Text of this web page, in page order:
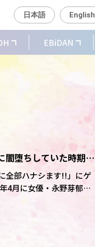
日本語 English
EBiDAN
闇堕ちしていた時期は
全部ハナシます!!」にゲ
と聞かれると「マジでそ
ますよね」と苦笑しな